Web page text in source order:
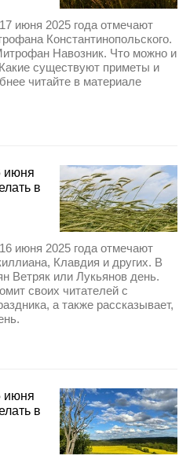
июня 2025 года отмечают
Константинопольского.
Навозник. Что можно и
существуют приметы и
читайте в материале
июня
в
июня 2025 года отмечают
Клавдия и других. В
Ветряк или Лукьянов день.
своих читателей с
а также рассказывает,
июня
в